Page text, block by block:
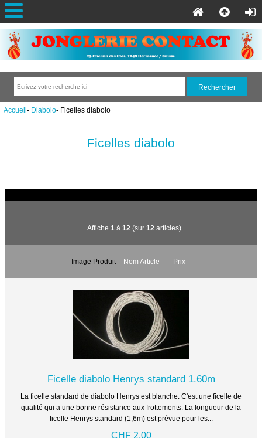
Accueil- Diabolo- Ficelles diabolo
Ficelles diabolo
Affiche 1 à 12 (sur 12 articles)
Image Produit Nom Article Prix
Ficelle diabolo Henrys standard 1.60m
La ficelle standard de diabolo Henrys est blanche. C'est une ficelle de
qualité qui a une bonne résistance aux frottements. La longueur de la
ficelle Henrys standard (1,6m) est prévue pour les...
CHF 2.00